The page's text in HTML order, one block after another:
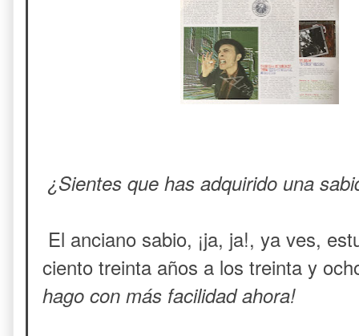
¿Sientes que has adquirido una
El anciano sabio, ¡ja, ja!, ya ves,
ciento treinta años a los treinta y
hago con más facilidad ahora!